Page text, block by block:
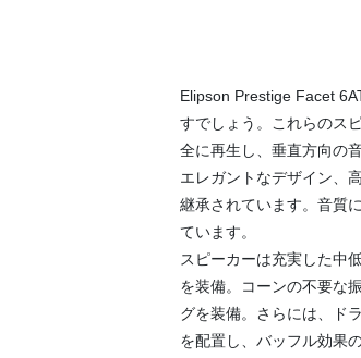
Elipson Prestige Facet
すでしょう。これらのス
全に再生し、垂直方向の
エレガントなデザイン、
継承されています。音質
ています。
スピーカーは充実した中
を装備。コーンの不要な
グを装備。さらには、ド
を配置し、バッフル効果